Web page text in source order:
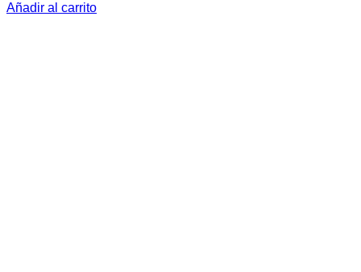
Añadir al carrito